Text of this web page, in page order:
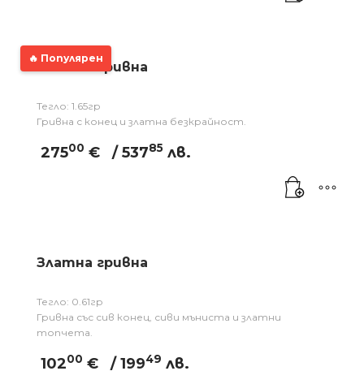
🔥 Популярен
Златна гривна
Тегло: 1.65гр
Гривна с конец и златна безкрайност.
27500 € / 53785 лв.
Златна гривна
Тегло: 0.61гр
Гривна със сив конец, сиви мъниста и златни
топчета.
10200 € / 19949 лв.